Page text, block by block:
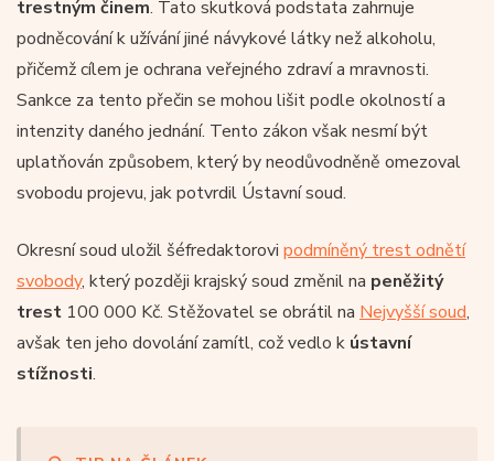
trestným činem. Tato skutková podstata zahrnuje
podněcování k užívání jiné návykové látky než alkoholu,
přičemž cílem je ochrana veřejného zdraví a mravnosti.
Sankce za tento přečin se mohou lišit podle okolností a
intenzity daného jednání. Tento zákon však nesmí být
uplatňován způsobem, který by neodůvodněně omezoval
svobodu projevu, jak potvrdil Ústavní soud.
Okresní soud uložil šéfredaktorovi podmíněný trest odnětí
svobody, který později krajský soud změnil na peněžitý
trest 100 000 Kč. Stěžovatel se obrátil na Nejvyšší soud,
avšak ten jeho dovolání zamítl, což vedlo k ústavní
stížnosti.